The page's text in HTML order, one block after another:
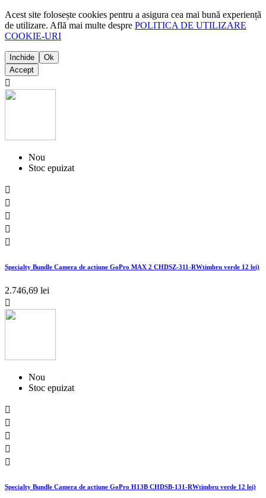
Acest site folosește cookies pentru a asigura cea mai bună experiență
de utilizare. Află mai multe despre POLITICA DE UTILIZARE
COOKIE-URI
Inchide
Ok
Accept

Nou
Stoc epuizat





Specialty Bundle Camera de actiune GoPro MAX 2 CHDSZ-311-RWtimbru verde 12 lei)
2.746,69 lei

Nou
Stoc epuizat





Specialty Bundle Camera de actiune GoPro H13B CHDSB-131-RWtimbru verde 12 lei)